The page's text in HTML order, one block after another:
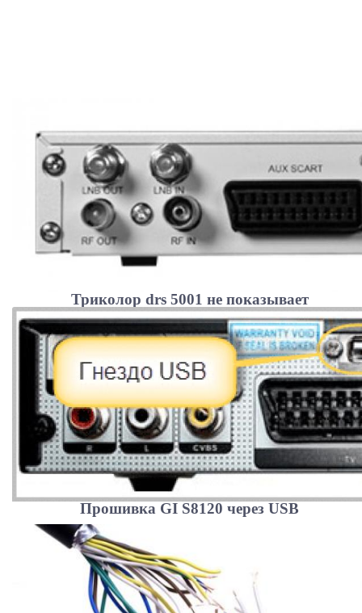
Триколор drs 5001 не показывает
Прошивка GI S8120 через USB